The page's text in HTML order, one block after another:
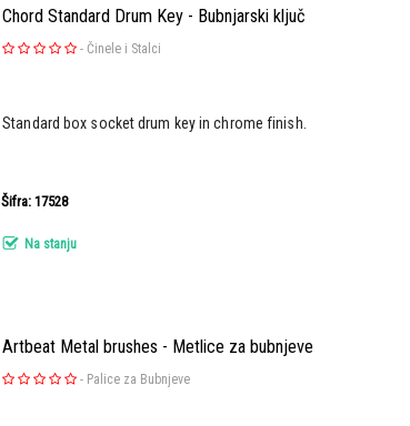
Chord Standard Drum Key - Bubnjarski ključ
-Činele i Stalci
Standard box socket drum key in chrome finish.
Šifra: 17528
Na stanju
Artbeat Metal brushes - Metlice za bubnjeve
- Palice za Bubnjeve